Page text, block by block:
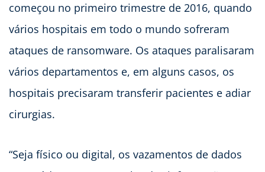
começou no primeiro trimestre de 2016, quando
vários hospitais em todo o mundo sofreram
ataques de ransomware. Os ataques paralisaram
vários departamentos e, em alguns casos, os
hospitais precisaram transferir pacientes e adiar
cirurgias.
“Seja físico ou digital, os vazamentos de dados